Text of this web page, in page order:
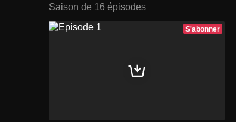
Saison de 16 épisodes
S'abonner